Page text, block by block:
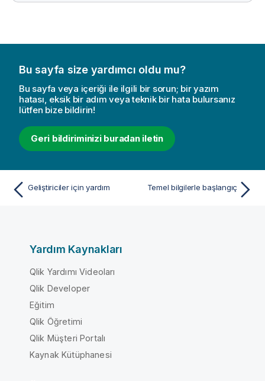
Bu sayfa size yardımcı oldu mu?
Bu sayfa veya içeriği ile ilgili bir sorun; bir yazım
hatası, eksik bir adım veya teknik bir hata bulursanız
lütfen bize bildirin!
Geri bildiriminizi buradan iletin
Geliştiriciler için yardım Temel bilgilerle başlangıç
Yardım Kaynakları
Qlik Yardımı Videoları
Qlik Developer
Eğitim
Qlik Öğretimi
Qlik Müşteri Portalı
Kaynak Kütüphanesi